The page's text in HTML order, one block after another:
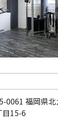
0061 福岡県
目15-6